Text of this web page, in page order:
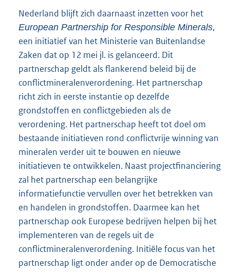
Nederland blijft zich daarnaast inzetten voor het
European Partnership for Responsible Minerals,
een initiatief van het Ministerie van Buitenlandse
Zaken dat op 12 mei jl. is gelanceerd. Dit
partnerschap geldt als flankerend beleid bij de
conflictmineralenverordening. Het partnerschap
richt zich in eerste instantie op dezelfde
grondstoffen en conflictgebieden als de
verordening. Het partnerschap heeft tot doel om
bestaande initiatieven rond conflictvrije winning van
mineralen verder uit te bouwen en nieuwe
initiatieven te ontwikkelen. Naast projectfinanciering
zal het partnerschap een belangrijke
informatiefunctie vervullen over het betrekken van
en handelen in grondstoffen. Daarmee kan het
partnerschap ook Europese bedrijven helpen bij het
implementeren van de regels uit de
conflictmineralenverordening. Initiële focus van het
partnerschap ligt onder ander op de Democratische